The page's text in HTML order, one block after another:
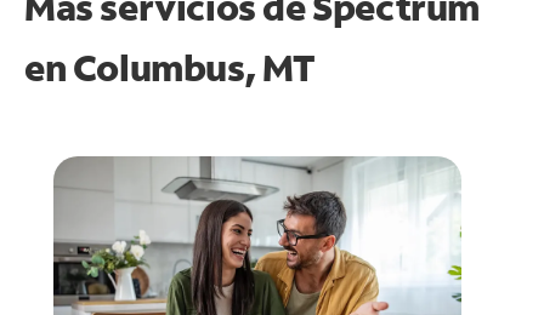
enColumbus, MT